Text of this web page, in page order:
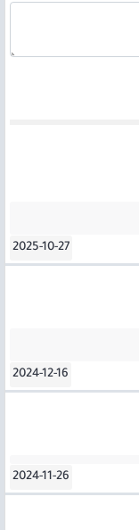
2025-10-27
2024-12-16
2024-11-26